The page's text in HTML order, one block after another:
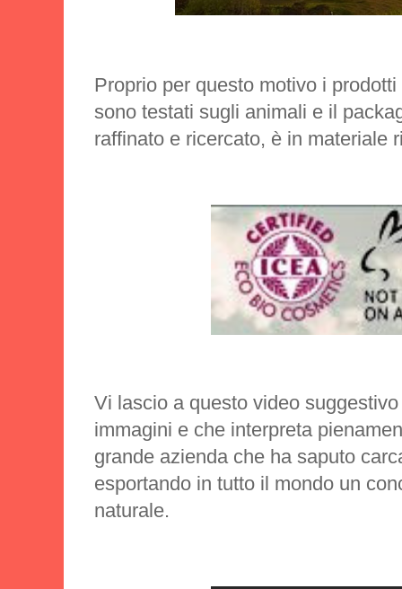
Proprio per questo motivo i
sono testati sugli animali e il
raffinato e ricercato, è in materiale
Vi lascio a questo video
immagini e che interpreta
grande azienda che ha saputo
esportando in tutto il mondo un
naturale.